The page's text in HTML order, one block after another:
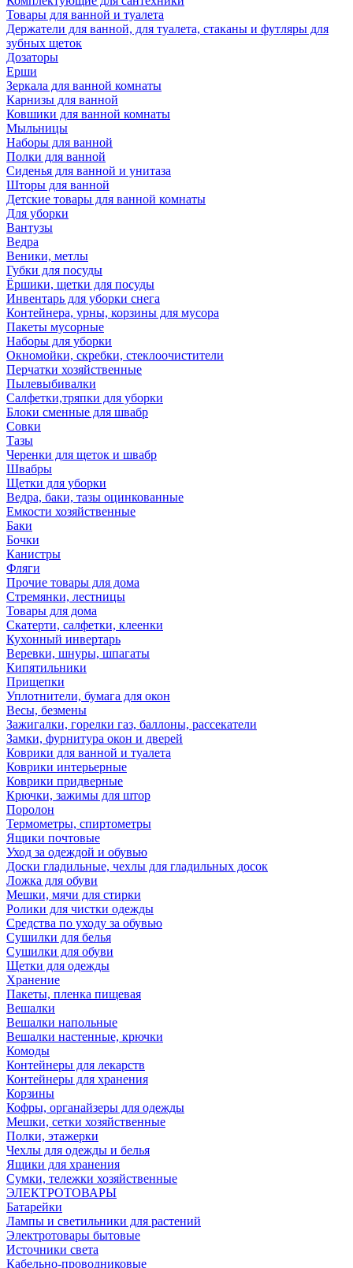
Товары для ванной и туалета
Держатели для ванной, для туалета, стаканы и футляры для
зубных щеток
Дозаторы
Ерши
Зеркала для ванной комнаты
Карнизы для ванной
Ковшики для ванной комнаты
Мыльницы
Наборы для ванной
Полки для ванной
Сиденья для ванной и унитаза
Шторы для ванной
Детские товары для ванной комнаты
Для уборки
Вантузы
Ведра
Веники, метлы
Губки для посуды
Ёршики, щетки для посуды
Инвентарь для уборки снега
Контейнера, урны, корзины для мусора
Пакеты мусорные
Наборы для уборки
Окномойки, скребки, стеклоочистители
Перчатки хозяйственные
Пылевыбивалки
Салфетки,тряпки для уборки
Блоки сменные для швабр
Совки
Тазы
Черенки для щеток и швабр
Швабры
Щетки для уборки
Ведра, баки, тазы оцинкованные
Емкости хозяйственные
Баки
Бочки
Канистры
Фляги
Прочие товары для дома
Стремянки, лестницы
Товары для дома
Скатерти, салфетки, клеенки
Кухонный инвертарь
Веревки, шнуры, шпагаты
Кипятильники
Прищепки
Уплотнители, бумага для окон
Весы, безмены
Зажигалки, горелки газ, баллоны, рассекатели
Замки, фурнитура окон и дверей
Коврики для ванной и туалета
Коврики интерьерные
Коврики придверные
Крючки, зажимы для штор
Поролон
Термометры, спиртометры
Ящики почтовые
Уход за одеждой и обувью
Доски гладильные, чехлы для гладильных досок
Ложка для обуви
Мешки, мячи для стирки
Ролики для чистки одежды
Средства по уходу за обувью
Сушилки для белья
Сушилки для обуви
Щетки для одежды
Хранение
Пакеты, пленка пищевая
Вешалки
Вешалки напольные
Вешалки настенные, крючки
Комоды
Контейнеры для лекарств
Контейнеры для хранения
Корзины
Кофры, органайзеры для одежды
Мешки, сетки хозяйственные
Полки, этажерки
Чехлы для одежды и белья
Ящики для хранения
Сумки, тележки хозяйственные
ЭЛЕКТРОТОВАРЫ
Батарейки
Лампы и светильники для растений
Электротовары бытовые
Источники света
Кабельно-проводниковые